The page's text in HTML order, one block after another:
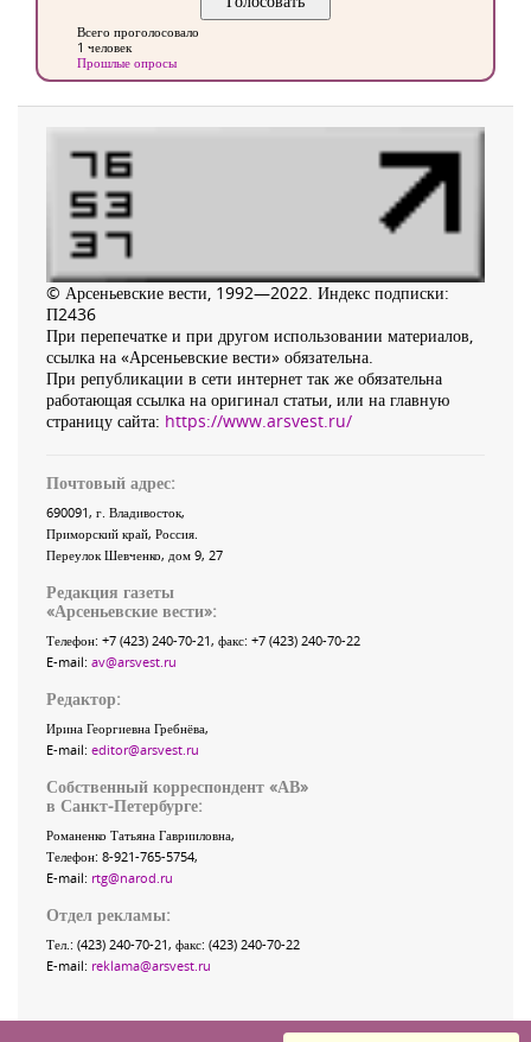
Всего проголосовало
1 человек
Прошлые опросы
© Арсеньевские вести, 1992—2022. Индекс подписки:
П2436
При перепечатке и при другом использовании материалов,
ссылка на «Арсеньевские вести» обязательна.
При републикации в сети интернет так же обязательна
работающая ссылка на оригинал статьи, или на главную
страницу сайта: https://www.arsvest.ru/
Почтовый адрес:
690091, г. Владивосток,
Приморский край, Россия
Переулок Шевченко, дом 9, 27
Редакция газеты
«Арсеньевские вести»:
Телефон: +7 (423) 240-70-21, факс: +7 (423) 240-70-22
E-mail: av@arsvest.ru
Редактор:
Ирина Георгиевна Гребнёва,
E-mail: editor@arsvest.ru
Собственный корреспондент «АВ»
в Санкт-Петербурге:
Романенко Татьяна Гаврииловна,
Телефон: 8-921-765-5754,
E-mail: rtg@narod.ru
Отдел рекламы:
Тел.: (423) 240-70-21, факс: (423) 240-70-22
E-mail: reklama@arsvest.ru